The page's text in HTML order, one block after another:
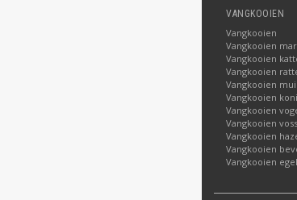
VANGKOOIEN
Vangkooien
Vangkooien
Vangkooien
Vangkooien
Vangkooien
Vangkooien
Vangkooien
Vangkooien
Vangkooien
Vangkooien
Vangkooien